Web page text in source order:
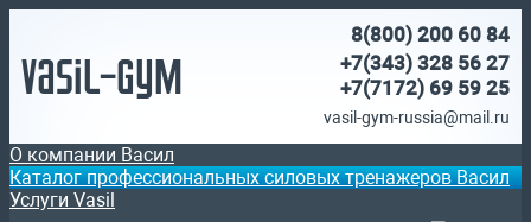
Vasil-Gym
8(800) 200 60 84
+7(343) 328 56 27
+7(7172) 69 59 25
vasil-gym-russia@mail.ru
О компании Васил
Каталог профессиональных силовых тренажеров Васил
Услуги Vasil